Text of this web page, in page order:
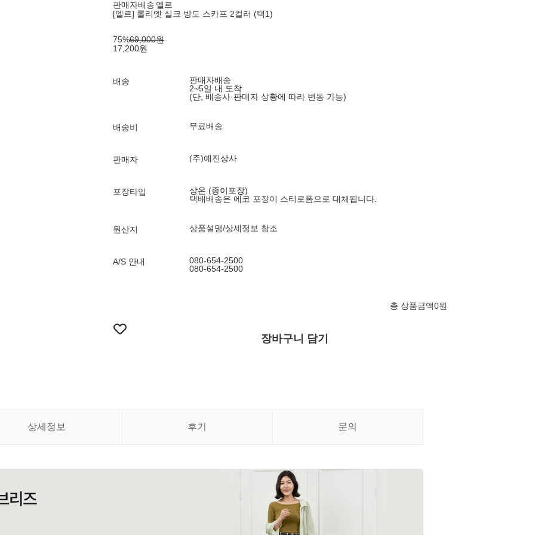
판매자배송 엘르
[엘르] 롤리엣 실크 방도 스카프 2컬러 (택1)
75%69,000원
17,200원
배송
판매자배송
2~5일 내 도착
(단, 배송사·판매자 상황에 따라 변동 가능)
배송비 무료배송
판매자 (주)예진상사
포장타입
상온 (종이포장)
택배배송은 에코 포장이 스티로폼으로 대체됩니다.
원산지 상품설명/상세정보 참조
A/S 안내
080-654-2500
080-654-2500
총 상품금액0원
장바구니 담기
상세정보 후기 문의